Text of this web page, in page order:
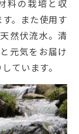
料の栽培と収
。また使用す
然伏流水。清
元気をお届け
ています。